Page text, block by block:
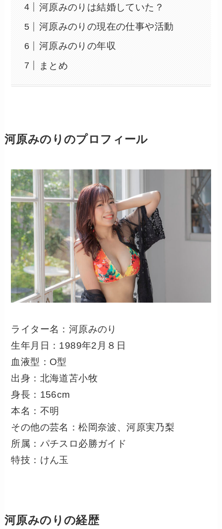
河原みのりは結婚していた？
河原みのりの現在の仕事や活動
河原みのりの年収
まとめ
河原みのりのプロフィール
ライター名：河原みのり
生年月日：1989年2月８日
血液型：O型
出身：北海道苫小牧
身長：156cm
本名：不明
その他の芸名：松岡奈波、河原実乃梨
所属：パチスロ必勝ガイド
特技：けん玉
河原みのりの経歴